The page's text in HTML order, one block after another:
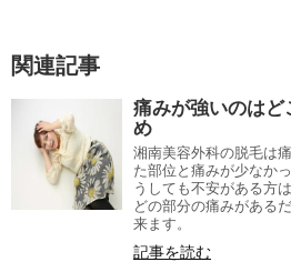
関連記事
痛みが強いのはど
め
湘南美容外科の脱毛は
た部位と痛みが少なか
うしても不安がある方
どの部分の痛みがある
来ます。
記事を読む